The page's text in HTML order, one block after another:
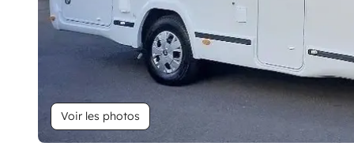
Voir les photos